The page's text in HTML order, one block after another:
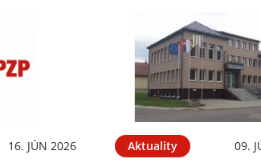
16. JÚN 2026 Aktuality 09.